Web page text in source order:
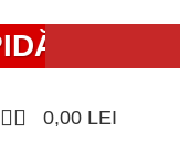
DIN
0,00 LEI